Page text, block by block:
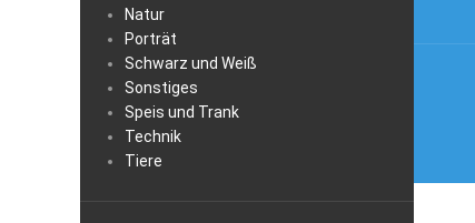
Natur
Porträt
Schwarz und Weiß
Sonstiges
Speis und Trank
Technik
Tiere